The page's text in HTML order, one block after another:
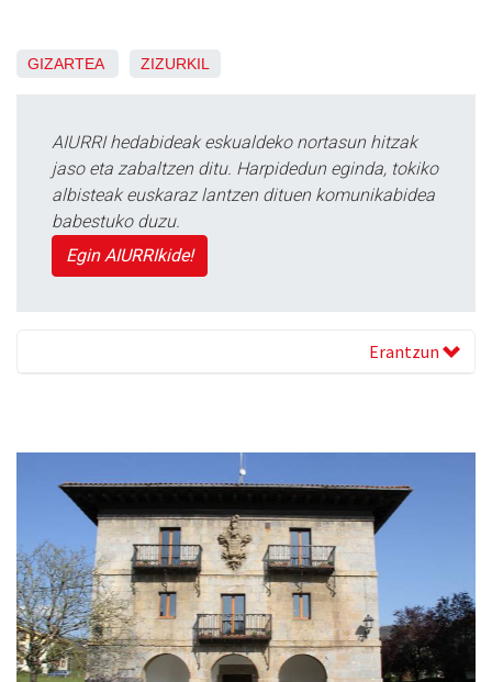
GIZARTEA ZIZURKIL
AIURRI hedabideak eskualdeko nortasun hitzak
jaso eta zabaltzen ditu. Harpidedun eginda, tokiko
albisteak euskaraz lantzen dituen komunikabidea
babestuko duzu.
Egin AIURRIkide!
Erantzun